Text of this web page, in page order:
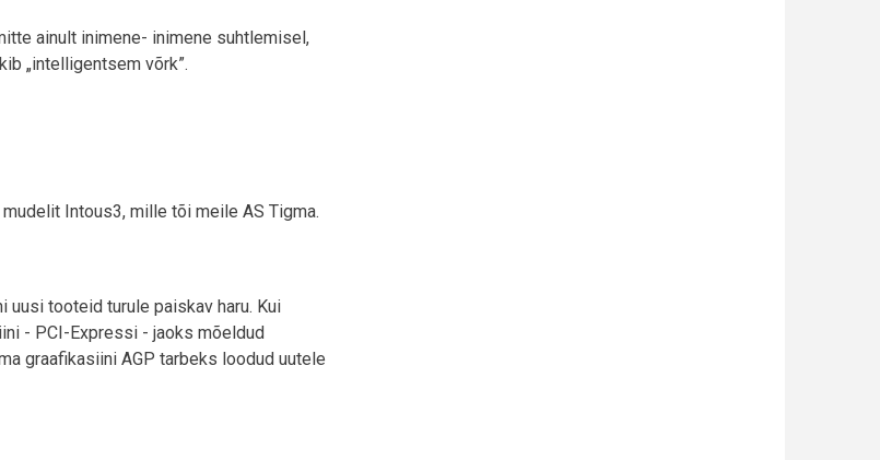
ainult inimene- inimene suhtlemisel,
„intelligentsem võrk”.
Intous3, mille tõi meile AS Tigma.
uusi tooteid turule paiskav haru. Kui
- PCI-Expressi - jaoks mõeldud
graafikasiini AGP tarbeks loodud uutele